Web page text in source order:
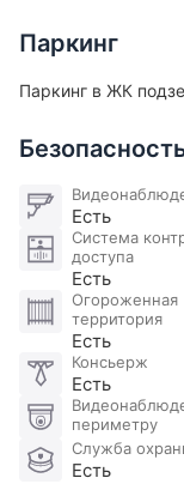
Паркинг
Паркинг в ЖК
Есть
Система
доступа
Есть
Огороженная
территория
Есть
Консьерж
Есть
периметру
Служба
Есть